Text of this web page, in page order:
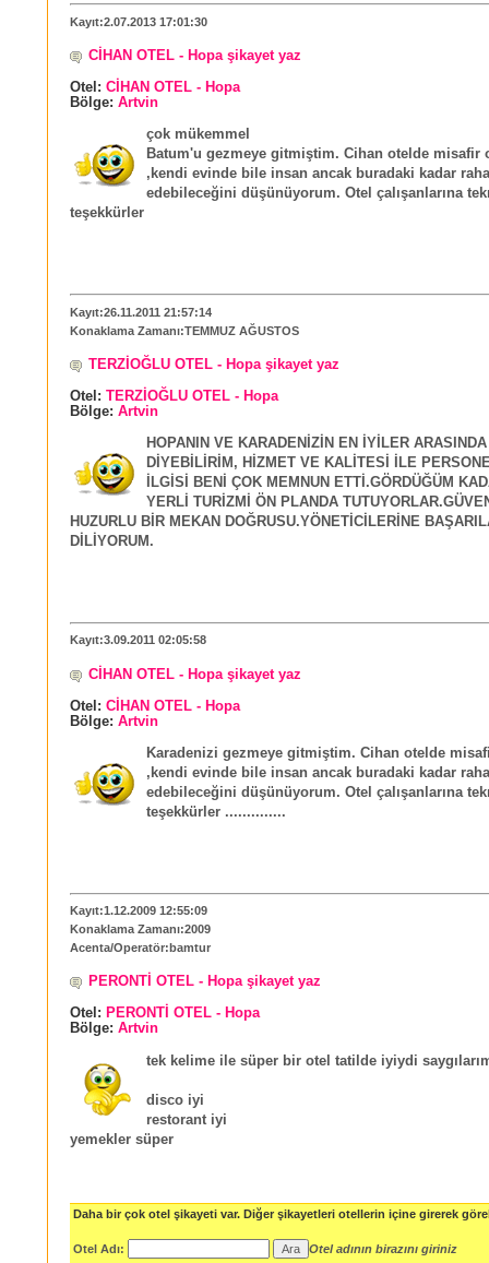
Kayıt:2.07.2013 17:01:30
CİHAN OTEL - Hopa şikayet yaz
Otel: CİHAN OTEL - Hopa
Bölge: Artvin
çok mükemmel
Batum'u gezmeye gitmiştim. Cihan otelde misafir
,kendi evinde bile insan ancak buradaki kadar
edebileceğini düşünüyorum. Otel çalışanlarına
teşekkürler
Kayıt:26.11.2011 21:57:14
Konaklama Zamanı:TEMMUZ AĞUSTOS
TERZİOĞLU OTEL - Hopa şikayet yaz
Otel: TERZİOĞLU OTEL - Hopa
Bölge: Artvin
HOPANIN VE KARADENİZİN EN İYİLER ARASINDA
DİYEBİLİRİM, HİZMET VE KALİTESİ İLE
İLGİSİ BENİ ÇOK MEMNUN ETTİ.GÖRDÜĞÜM
YERLİ TURİZMİ ÖN PLANDA
HUZURLU BİR MEKAN DOĞRUSU.YÖNETİCİLERİNE
DİLİYORUM.
Kayıt:3.09.2011 02:05:58
CİHAN OTEL - Hopa şikayet yaz
Otel: CİHAN OTEL - Hopa
Bölge: Artvin
Karadenizi gezmeye gitmiştim. Cihan otelde
,kendi evinde bile insan ancak buradaki kadar
edebileceğini düşünüyorum. Otel çalışanlarına
teşekkürler ..............
Kayıt:1.12.2009 12:55:09
Konaklama Zamanı:2009
Acenta/Operatör:bamtur
PERONTİ OTEL - Hopa şikayet yaz
Otel: PERONTİ OTEL - Hopa
Bölge: Artvin
tek kelime ile süper bir otel tatilde iyiydi
disco iyi
restorant iyi
yemekler süper
Daha bir çok otel şikayeti var. Diğer şikayetleri otellerin içine girerek
Otel Adı: Otel adının birazını giriniz